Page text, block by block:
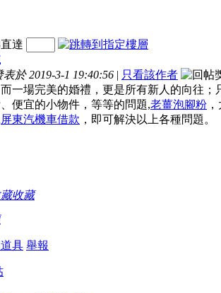
達
表於 2019-3-1 19:40:56 | 只看該作者
場完美的婚禮，更是所有新人的向往；
便宜的小物件，等等的問題,老薑泡腳粉
屏東汽機車借款 ，即可解決以上各種問題。
收藏
具 舉報